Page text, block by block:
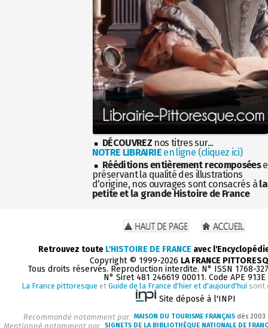
DÉCOUVREZ nos titres sur...
NOTRE LIBRAIRIEen ligne (cliquez ici)
Rééditions entièrement recomposées
préservant la qualité des illustrations
d'origine, nos ouvrages sont consacrés à la
petite et la grande Histoire de France
Retrouvez toute L'HISTOIRE DE FRANCE avec
Copyright © 1999-2026 LA FRANCE
Tous droits réservés. Reproduction interdite. N° ISSN 1768-
N° Siret 481 246619 00011. Code APE 913E
La France pittoresque et Guide de la France d'hier et d'aujourd'hui sont
Site déposé à l'INPI
Recommandé notamment par MAISON DU TOURISME FRANÇAIS dès
Mentionné notamment par SIGNETS DE LA BIBLIOTHÈQUE NATIONALE DE